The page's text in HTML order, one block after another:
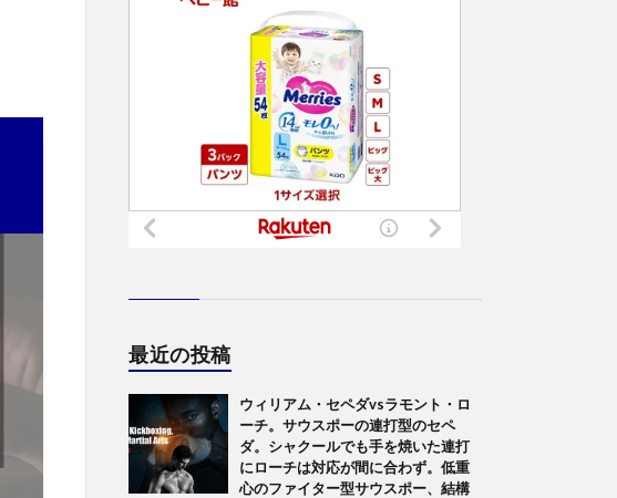
最近の投稿
ウィリアム・セペダvsラモント・ロ
ーチ。サウスポーの連打型のセペ
ダ。シャクールでも手を焼いた連打
にローチは対応が間に合わず。低重
心のファイター型サウスポー、結構